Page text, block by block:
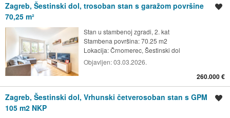
Zagreb, Šestinski dol, trosoban stan s garažom površine
70,25 m²
Stan u stambenoj zgradi, 2. kat
Stambena površina: 70.25 m2
Lokacija:Črnomerec, Šestinski dol
Objavljen:03.03.2026.
260.000 €
Zagreb, Šestinski dol, Vrhunski četverosoban stan s GPM
105 m2 NKP